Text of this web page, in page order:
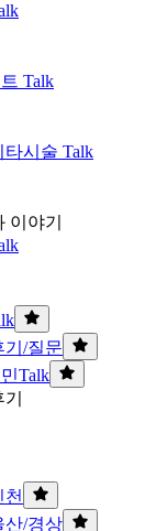
Talk
타시술 Talk
이야기
기/질문
Talk
천
산/경상